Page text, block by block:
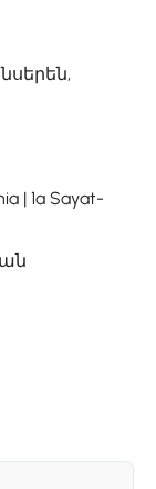
| 1a Sayat-